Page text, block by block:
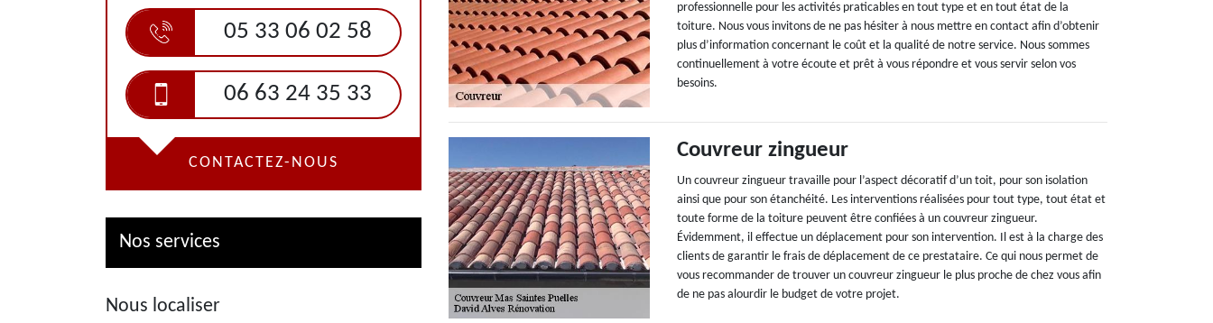
05 33 06 02 58
06 63 24 35 33
CONTACTEZ-NOUS
Nos services
Nous localiser
professionnelle pour les activités praticables en tout type et en tout état de la
toiture. Nous vous invitons de ne pas hésiter à nous mettre en contact afin d’obtenir
plus d’information concernant le coût et la qualité de notre service. Nous sommes
continuellement à votre écoute et prêt à vous répondre et vous servir selon vos
besoins.
Couvreur zingueur
Un couvreur zingueur travaille pour l’aspect décoratif d’un toit, pour son isolation
ainsi que pour son étanchéité. Les interventions réalisées pour tout type, tout état et
toute forme de la toiture peuvent être confiées à un couvreur zingueur.
Évidemment, il effectue un déplacement pour son intervention. Il est à la charge des
clients de garantir le frais de déplacement de ce prestataire. Ce qui nous permet de
vous recommander de trouver un couvreur zingueur le plus proche de chez vous afin
de ne pas alourdir le budget de votre projet.